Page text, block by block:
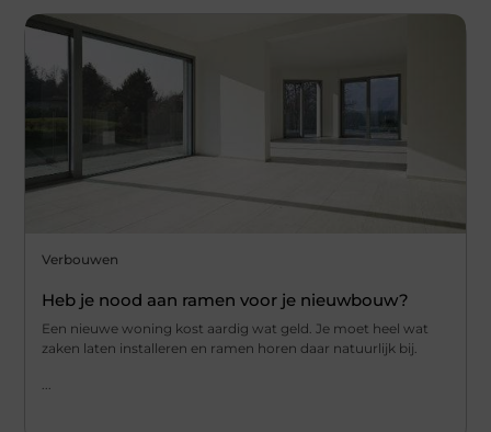
Verbouwen
Heb je nood aan ramen voor je nieuwbouw?
Een nieuwe woning kost aardig wat geld. Je moet heel wat
zaken laten installeren en ramen horen daar natuurlijk bij.